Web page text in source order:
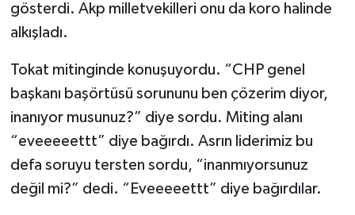
gösterdi. Akp milletvekilleri onu da koro halinde
alkışladı.
Tokat mitinginde konuşuyordu. “CHP genel
başkanı başörtüsü sorununu ben çözerim diyor,
inanıyor musunuz?” diye sordu. Miting alanı
“eveeeeettt” diye bağırdı. Asrın liderimiz bu
defa soruyu tersten sordu, “inanmıyorsunuz
değil mi?” dedi. “Eveeeeettt” diye bağırdılar.